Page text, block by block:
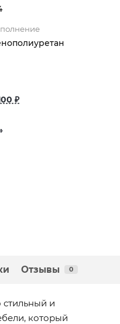
₽
Отзывы 0
стильный и
который